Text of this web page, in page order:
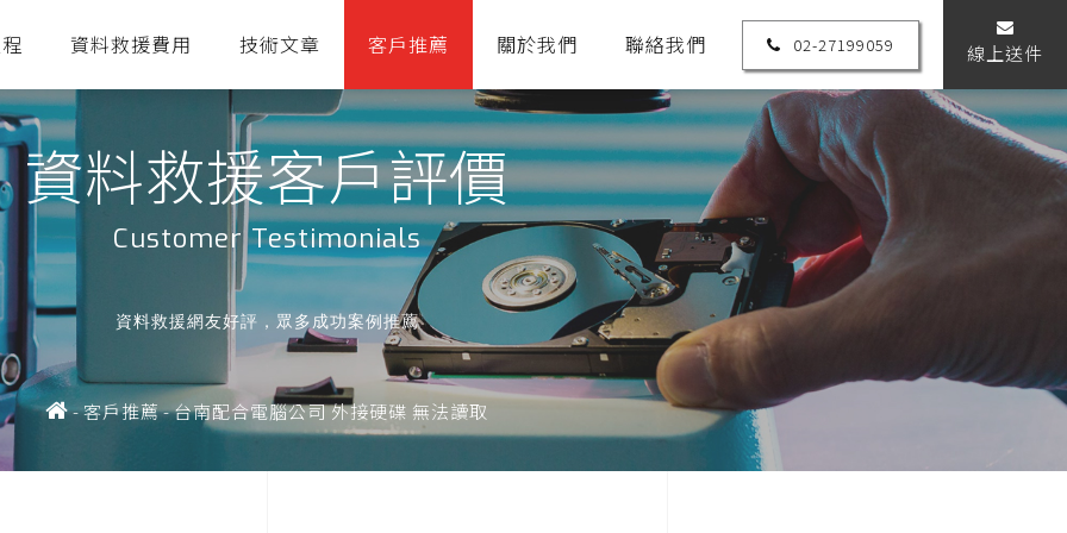
資料救援費用 技術文章 客戶推薦 關於我們 聯絡我們 02-27199059 線上送件
資料救援客戶評價
Customer Testimonials
資料救援網友好評，眾多成功案例推薦
-客戶推薦-台南配合電腦公司 外接硬碟 無法讀取